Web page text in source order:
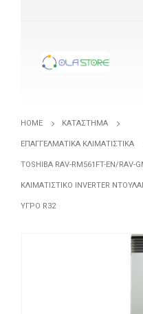
HOME ΚΑΤΆΣΤΗΜΑ
ΕΠΑΓΓΕΛΜΑΤΙΚΆ ΚΛΙΜΑΤΙΣΤΙΚΆ
TOSHIBA RAV-RM561FT-EN/
ΚΛΙΜΑΤΙΣΤΙΚΌ INVERTER
ΥΓΡΌ R32